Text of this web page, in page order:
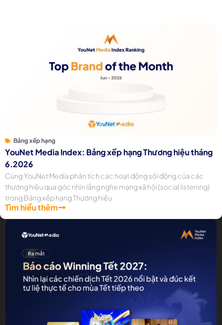
Bảng xếp hạng
YouNet Media Index: Bảng xếp hạng Thương hiệu tháng
6.2026
Cùng YouNet Media phân tích các hoạt động sôi động của các
thương hiệu qua góc nhìn lắng nghe mạng xã hội (social listening)
trong Bảng xếp hạng Thương hiệu
Tìm hiểu thêm